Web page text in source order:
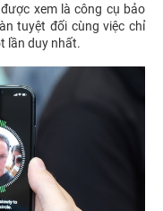
xem là công cụ bảo
tuyệt đối cùng việc chỉ
lần duy nhất.